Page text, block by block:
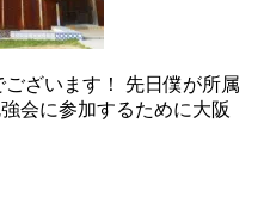
ざいます！ 先日僕が所属
会に参加するために大阪